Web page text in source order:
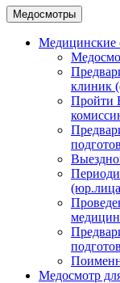
Медосмотры
Медицинские
клиник
Пройти
Медосмотр